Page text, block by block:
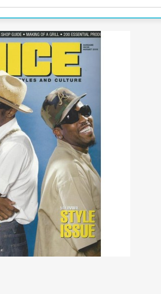
POP Rocky
Yam!
Shape
GESCHICHTE / POLITIK /
BOULEVARD
Bunte Illustrierte Zeitschrift
Cicero Zeitschrift
Das Magazin